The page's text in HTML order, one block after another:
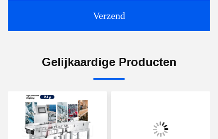
Verzend
Gelijkaardige Producten